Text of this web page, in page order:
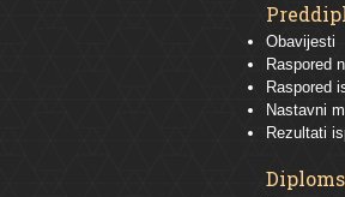
Obavijesti
Raspored
Raspored
Nastavni
Rezultati